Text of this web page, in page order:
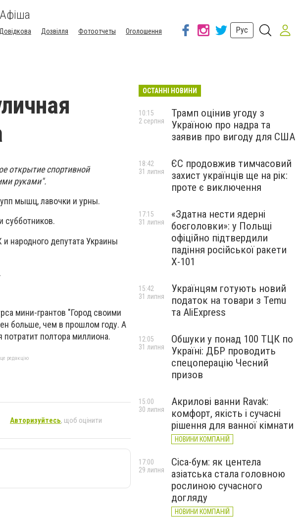
Афіша
Довідкова Дозвілля Фотоотчеты
Оголошення
Рус
открытие спортивной
руками".
мышц, лавочки и урны.
субботников.
народного депутата Украины
мини-грантов "Город своими
больше, чем в прошлом году. А
полтора миллиона.
редакцію
Авторизуйтесь, щоб оцінити
ОСТАННІ НОВИНИ
Трамп оцінив угоду з
Україною про надра та
заявив про вигоду для США
10:15
2 серпня
ЄС продовжив тимчасовий
захист українців ще на рік:
проте є виключення
18:42
31 липня
«Здатна нести ядерні
боєголовки»: у Польщі
офіційно підтвердили
падіння російської ракети
Х-101
17:15
31 липня
Українцям готують новий
податок на товари з Temu
та AliExpress
15:42
31 липня
Обшуки у понад 100 ТЦК по
Україні: ДБР проводить
спецоперацію Чесний
призов
12:05
31 липня
Акрилові ванни Ravak:
комфорт, якість і сучасні
рішення для ванної кімнати
НОВИНИ КОМПАНІЙ
15:00
30 липня
Cica-бум: як центела
азіатська стала головною
рослиною сучасного
догляду
НОВИНИ КОМПАНІЙ
17:00
29 липня